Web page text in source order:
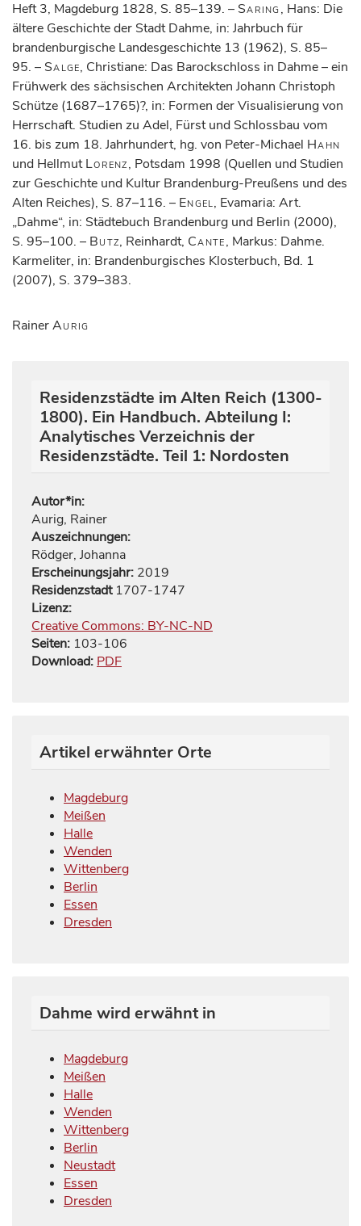
Heft 3, Magdeburg 1828, S. 85–139. – Saring, Hans: Die
ältere Geschichte der Stadt Dahme, in: Jahrbuch für
brandenburgische Landesgeschichte 13 (1962), S. 85–
95. – Salge, Christiane: Das Barockschloss in Dahme – ein
Frühwerk des sächsischen Architekten Johann Christoph
Schütze (1687–1765)?, in: Formen der Visualisierung von
Herrschaft. Studien zu Adel, Fürst und Schlossbau vom
16. bis zum 18. Jahrhundert, hg. von Peter-Michael Hahn
und HellmutLorenz, Potsdam 1998 (Quellen und Studien
zur Geschichte und Kultur Brandenburg-Preußens und des
Alten Reiches), S. 87–116. – Engel, Evamaria: Art.
„Dahme“, in: Städtebuch Brandenburg und Berlin (2000),
S. 95–100. – Butz, Reinhardt, Cante, Markus: Dahme.
Karmeliter, in: Brandenburgisches Klosterbuch, Bd. 1
(2007), S. 379–383.
RainerAurig
Residenzstädte im Alten Reich (1300-
1800). Ein Handbuch. Abteilung I:
Analytisches Verzeichnis der
Residenzstädte. Teil 1: Nordosten
Autor*in:
Aurig, Rainer
Auszeichnungen:
Rödger, Johanna
Erscheinungsjahr: 2019
Residenzstadt1707-1747
Lizenz:
Creative Commons: BY-NC-ND
Seiten: 103-106
Download: PDF
Artikel erwähnter Orte
Magdeburg
Meißen
Halle
Wenden
Wittenberg
Berlin
Essen
Dresden
Dahme wird erwähnt in
Magdeburg
Meißen
Halle
Wenden
Wittenberg
Berlin
Neustadt
Essen
Dresden